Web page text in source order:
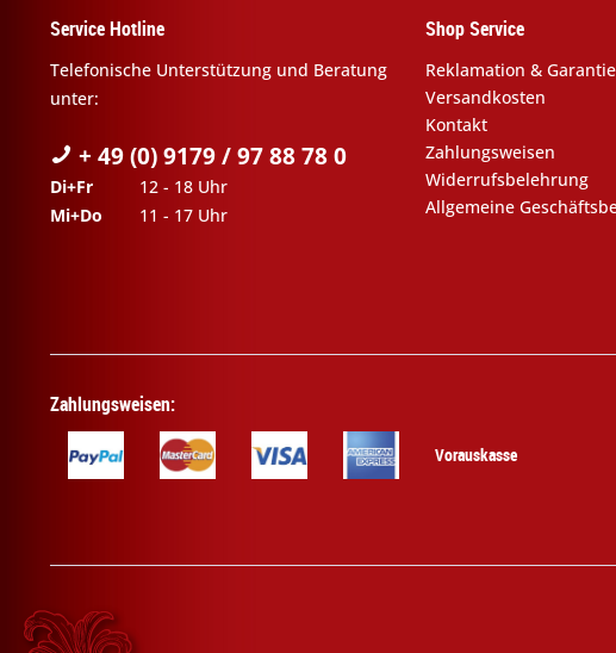
Service Hotline
Telefonische Unterstützung und Beratung
unter:
+ 49 (0) 9179 / 97 88 78 0
Di+Fr
12 - 18 Uhr
Mi+Do
11 - 17 Uhr
Shop Service
Reklamation & Garantie
Versandkosten
Kontakt
Zahlungsweisen
Widerrufsbelehrung
Allgemeine
Zahlungsweisen:
Vorauskasse